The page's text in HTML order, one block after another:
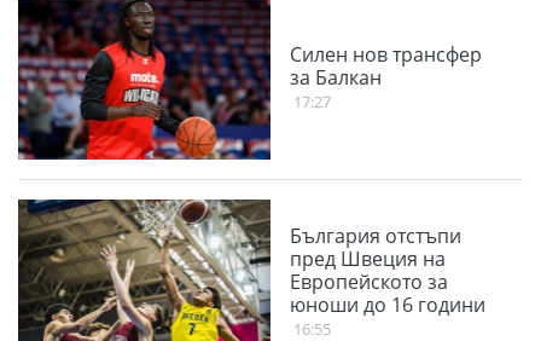
Силен нов трансфер
за Балкан
17:27
България отстъпи
пред Швеция на
Европейското за
юноши до 16 години
16:55